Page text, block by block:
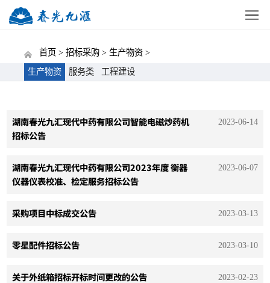
首页 > 招标采购 > 生产物资 >
生产物资
服务类 工程建设
湖南春光九汇现代中药有限公司智能电磁炒药机
招标公告
2023-06-14
湖南春光九汇现代中药有限公司2023年度 衡器
仪器仪表校准、检定服务招标公告
2023-06-07
采购项目中标成交公告 2023-03-13
零星配件招标公告 2023-03-10
关于外纸箱招标开标时间更改的公告 2023-02-23